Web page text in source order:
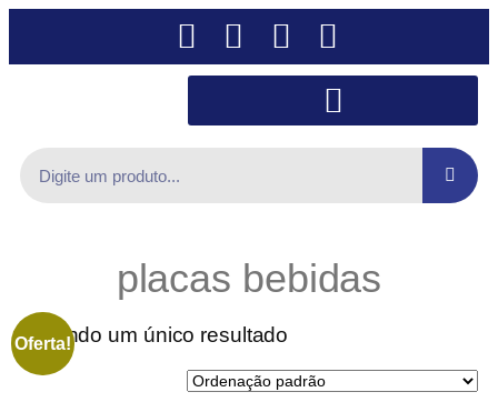
placas bebidas
Exibindo um único resultado
Oferta!